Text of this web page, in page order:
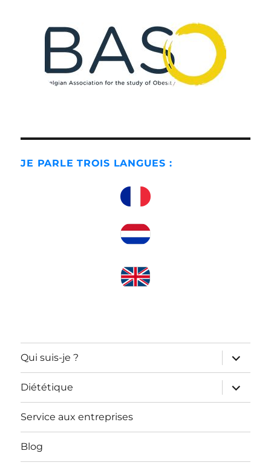
JE PARLE TROIS LANGUES :
Qui suis-je ?
ouvrir
le
sous-
menu
Diététique
ouvrir
le
sous-
Service aux entreprises
Blog